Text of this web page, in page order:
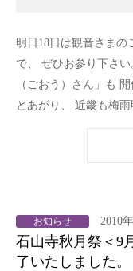
明日18日は観音さま
で、 ぜひお参り下さ
（ごおう）さん」も
とあがり、 近畿も梅
お知らせ 2010
石山寺秋月祭＜9
了いたしました。